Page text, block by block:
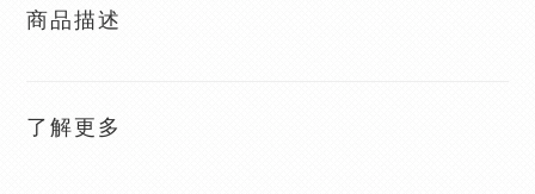
商品描述
了解更多